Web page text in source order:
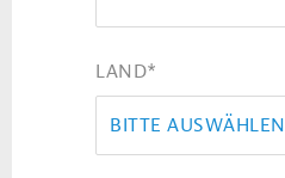
LAND*
BITTE AUSWÄHLEN